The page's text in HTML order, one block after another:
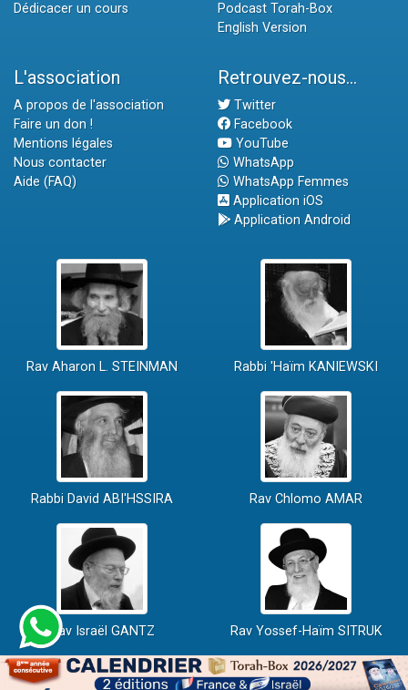
Dédicacer un cours
Podcast Torah-Box
English Version
L'association
A propos de l'association
Faire un don !
Mentions légales
Nous contacter
Aide (FAQ)
Retrouvez-nous...
Twitter
Facebook
YouTube
WhatsApp
WhatsApp Femmes
Application iOS
Application Android
Rav Aharon L. STEINMAN Rabbi 'Haïm KANIEWSKI
Rabbi David ABI'HSSIRA Rav Chlomo AMAR
Rav Israël GANTZ Rav Yossef-Haïm SITRUK